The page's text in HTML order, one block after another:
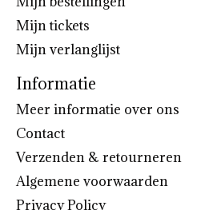
Mijn tickets
Mijn verlanglijst
Informatie
Meer informatie over ons
Contact
Verzenden & retourneren
Algemene voorwaarden
Privacy Policy